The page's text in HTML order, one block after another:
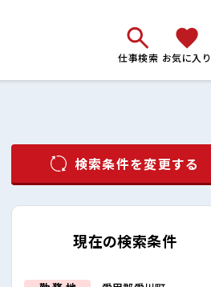
仕事検索 お気に入り
検索条件を変更する
現在の検索条件